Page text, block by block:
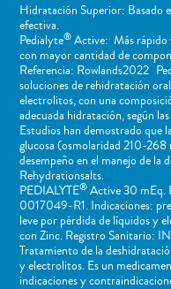
Hidratación Superior: Basado
efectiva.
Pedialyte®Active: Más rápido
con mayor cantidad de
Referencia: Rowlands2022
soluciones de rehidratación
electrolitos, con una
adecuada hidratación, según
Estudios han demostrado que
glucosa (osmolaridad 210-
desempeño en el manejo de
Rehydrationsalts.
PEDIALYTE®Active 30 mEq.
0017049-R1. Indicaciones:
leve por pérdida de líquidos y
con Zinc. Registro Sanitario:
Tratamiento de la
y electrolitos. Es un
indicaciones y